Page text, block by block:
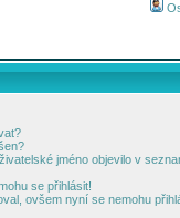
jméno objevilo v
se přihlásit!
ovšem nyní se nemohu